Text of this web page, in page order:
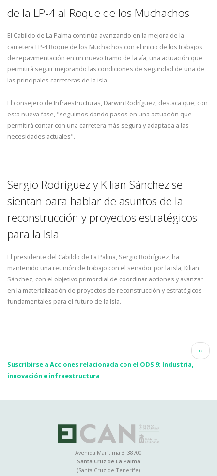
de la LP-4 al Roque de los Muchachos
El Cabildo de La Palma continúa avanzando en la mejora de la
carretera LP-4 Roque de los Muchachos con el inicio de los trabajos
de repavimentación en un nuevo tramo de la vía, una actuación que
permitirá seguir mejorando las condiciones de seguridad de una de
las principales carreteras de la isla.
El consejero de Infraestructuras, Darwin Rodríguez, destaca que, con
esta nueva fase, "seguimos dando pasos en una actuación que
permitirá contar con una carretera más segura y adaptada a las
necesidades actuales".
Sergio Rodríguez y Kilian Sánchez se
sientan para hablar de asuntos de la
reconstrucción y proyectos estratégicos
para la Isla
El presidente del Cabildo de La Palma, Sergio Rodríguez, ha
mantenido una reunión de trabajo con el senador por la isla, Kilian
Sánchez, con el objetivo primordial de coordinar acciones y avanzar
en la materialización de proyectos de reconstrucción y estratégicos
fundamentales para el futuro de la Isla.
página
››
Suscribirse a Acciones relacionada con el ODS 9: Industria,
innovación e infraestructura
Avenida Marítima 3. 38700
Santa Cruz de La Palma
(Santa Cruz de Tenerife)